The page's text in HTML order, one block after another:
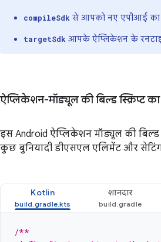
compileSdk से आपको नए एपीआई का
targetSdk आपके ऐप्लिकेशन के
ऐप्लिकेशन-मॉड्यूल की बिल्ड स्क्रिप्ट
इस Android ऐप्लिकेशन मॉड्यूल की
कुछ बुनियादी डीएसएल एलिमेंट और
Kotlin शानदार
/**